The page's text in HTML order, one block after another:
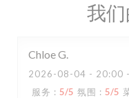
我
ChloeG
2026-08-04 - 20:00
服务 : 5/5 氛围 : 5/5